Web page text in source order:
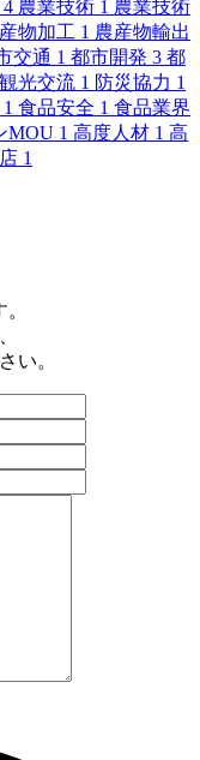
4 農業技術 1 農業技術
物加工 1 農産物輸出
交通 1 都市開発 3 都
光交流 1 防災協力 1
1 食品安全 1 食品業界
MOU 1 高度人材 1 高
1
い。​